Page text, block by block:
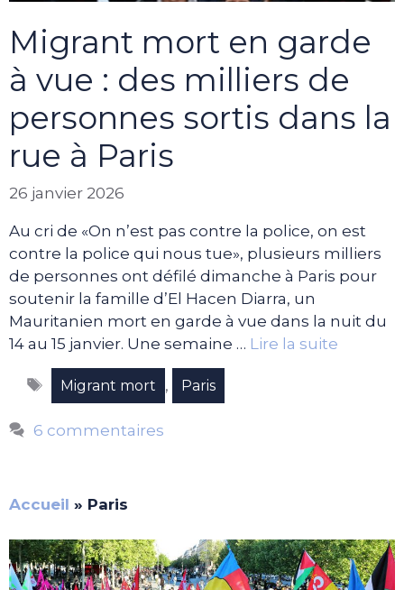
Migrant mort en garde
à vue : des milliers de
personnes sortis dans la
rue à Paris
26 janvier 2026
Au cri de «On n’est pas contre la police, on est
contre la police qui nous tue», plusieurs milliers
de personnes ont défilé dimanche à Paris pour
soutenir la famille d’El Hacen Diarra, un
Mauritanien mort en garde à vue dans la nuit du
14 au 15 janvier. Une semaine … Lire la suite
Étiquettes
Migrant mort , Paris
6 commentaires
Accueil » Paris